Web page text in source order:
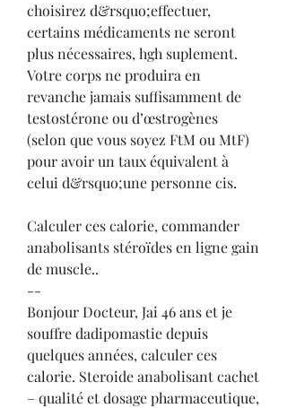
choisirez d&rsquo;effectuer,
certains médicaments ne seront
plus nécessaires, hgh suplement.
Votre corps ne produira en
revanche jamais suffisamment de
testostérone ou d’œstrogènes
(selon que vous soyez FtM ou MtF)
pour avoir un taux équivalent à
celui d&rsquo;une personne cis.
Calculer ces calorie, commander
anabolisants stéroïdes en ligne gain
de muscle..
--
Bonjour Docteur, Jai 46 ans et je
souffre dadipomastie depuis
quelques années, calculer ces
calorie. Steroide anabolisant cachet
– qualité et dosage pharmaceutique,